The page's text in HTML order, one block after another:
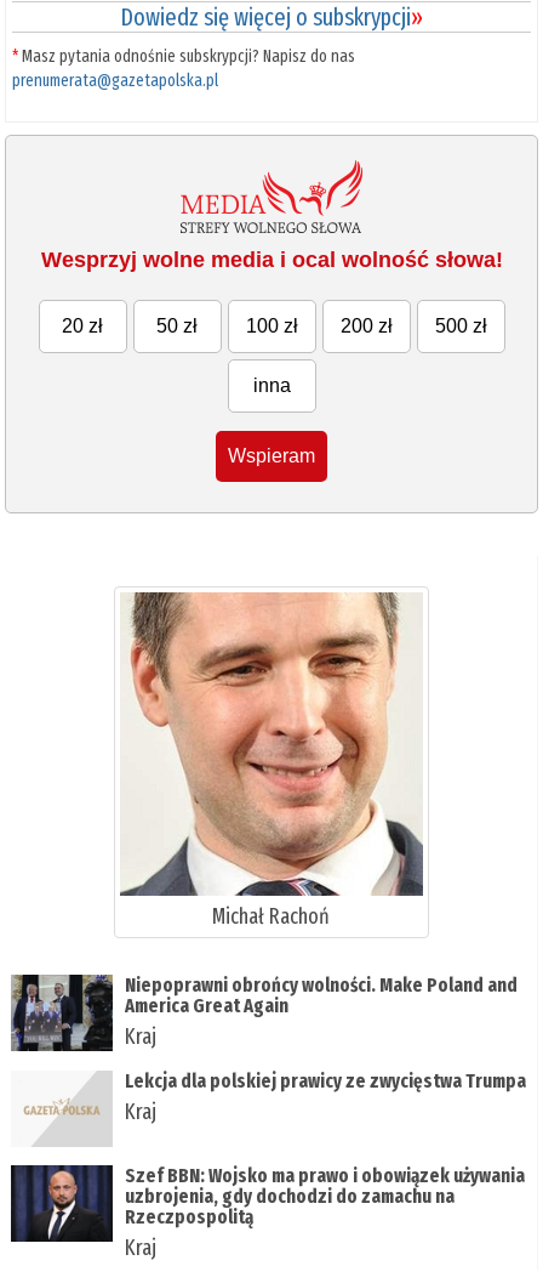
Dowiedz się więcej o subskrypcji»
*Masz pytania odnośnie subskrypcji? Napisz do nas
prenumerata@gazetapolska.pl
Wesprzyj wolne media i ocal wolność słowa!
20 zł 50 zł 100 zł 200 zł 500 zł
inna
Wspieram
Michał Rachoń
Niepoprawni obrońcy wolności. Make Poland and
America Great Again
Kraj
Lekcja dla polskiej prawicy ze zwycięstwa Trumpa
Kraj
Szef BBN: Wojsko ma prawo i obowiązek używania
uzbrojenia, gdy dochodzi do zamachu na
Rzeczpospolitą
Kraj